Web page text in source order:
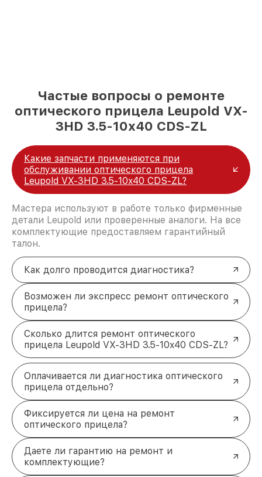
Частые вопросы о ремонте
оптического прицела Leupold VX-
3HD 3.5-10x40 CDS-ZL
Какие запчасти применяются при
обслуживании оптического прицела
Leupold VX-3HD 3.5-10x40 CDS-ZL?
Мастера используют в работе только фирменные
детали Leupold или проверенные аналоги. На все
комплектующие предоставляем гарантийный
талон.
Как долго проводится диагностика?
Возможен ли экспресс ремонт оптического
прицела?
Сколько длится ремонт оптического
прицела Leupold VX-3HD 3.5-10x40 CDS-ZL?
Оплачивается ли диагностика оптического
прицела отдельно?
Фиксируется ли цена на ремонт
оптического прицела?
Даете ли гарантию на ремонт и
комплектующие?